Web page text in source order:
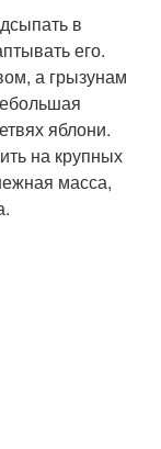
в
его.
а грызунам
яблони.
на крупных
масса,